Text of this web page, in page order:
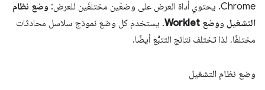
Chrome. يحتوي أداة العرض على وضعَين مختلفَين للعرض:
وضع نظام
التشغيل ووضع Worklet
. يستخدم كل وضع نموذج سلاسل محادثات
مختلفًا، لذا تختلف نتائج التتبُّع أيضًا.
وضع نظام التشغيل